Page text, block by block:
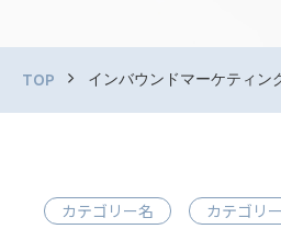
TOP インバウンドマーケティン
カテゴリー名 カテゴリ